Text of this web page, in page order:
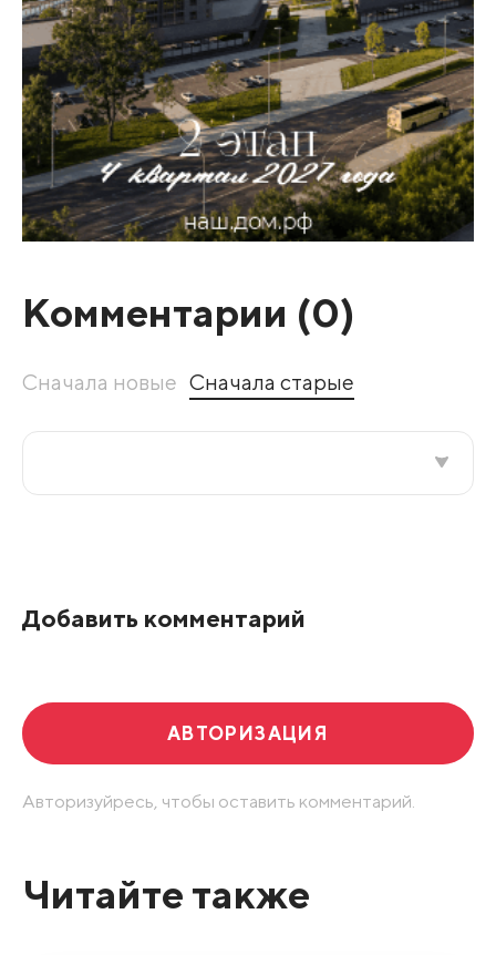
Комментарии (0)
Сначала новые Сначала старые
Добавить комментарий
АВТОРИЗАЦИЯ
Авторизуйресь, чтобы оставить комментарий.
Читайте также